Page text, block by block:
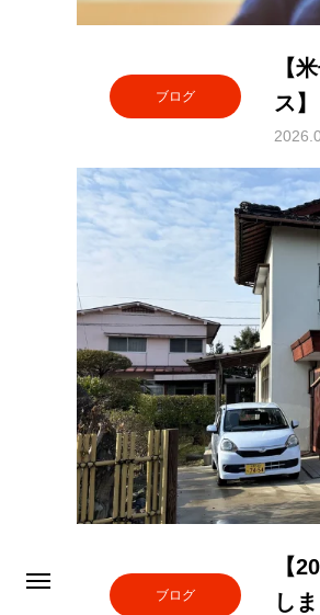
ブログ
【
ス
を育
ブログ
【
し